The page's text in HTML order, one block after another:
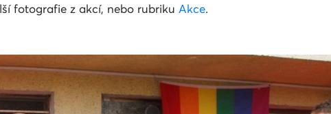
fotografie z akcí, nebo rubriku Akce.